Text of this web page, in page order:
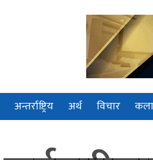
अन्तर्राष्ट्रिय अर्थ विचार कला